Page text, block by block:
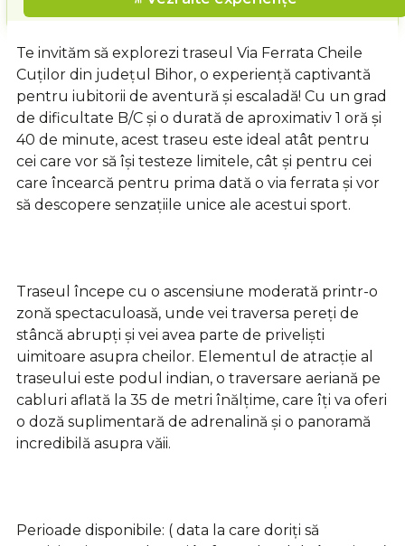
Te invităm să explorezi traseul Via Ferrata Cheile
Cuților din județul Bihor, o experiență captivantă
pentru iubitorii de aventură și escaladă! Cu un grad
de dificultate B/C și o durată de aproximativ 1 oră și
40 de minute, acest traseu este ideal atât pentru
cei care vor să își testeze limitele, cât și pentru cei
care încearcă pentru prima dată o via ferrata și vor
să descopere senzațiile unice ale acestui sport.
Traseul începe cu o ascensiune moderată printr-o
zonă spectaculoasă, unde vei traversa pereți de
stâncă abrupți și vei avea parte de priveliști
uimitoare asupra cheilor. Elementul de atracție al
traseului este podul indian, o traversare aeriană pe
cabluri aflată la 35 de metri înălțime, care îți va oferi
o doză suplimentară de adrenalină și o panoramă
incredibilă asupra văii.
Perioade disponibile: ( data la care doriți să